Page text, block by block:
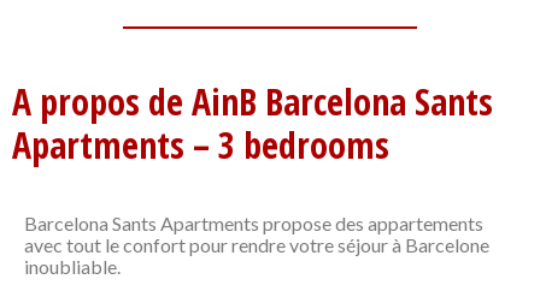
A propos de AinB Barcelona Sants
Apartments – 3 bedrooms
Barcelona Sants Apartments propose des appartements
avec tout le confort pour rendre votre séjour à Barcelone
inoubliable.